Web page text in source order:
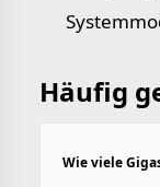
Häufig
Wie viele